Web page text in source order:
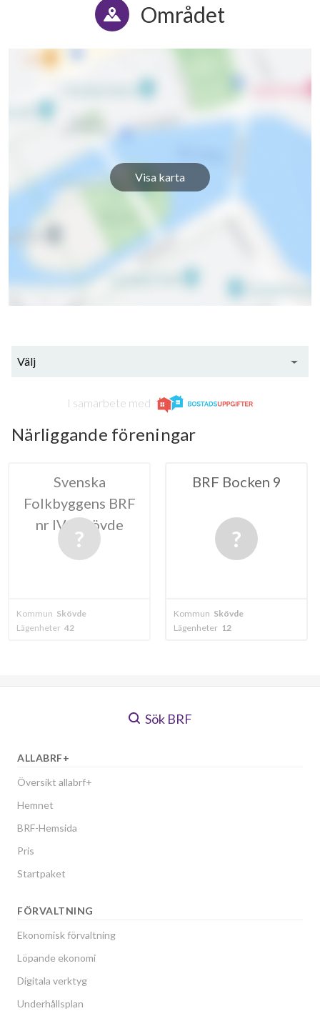
Området
Visa karta
Välj
I samarbete med
Närliggande föreningar
BRF
BRF Bocken 9 BRF
Sök BRF
ALLABRF+
Översikt allabrf+
Hemnet
BRF-Hemsida
Pris
Startpaket
FÖRVALTNING
Ekonomisk förvaltning
Löpande ekonomi
Digitala verktyg
Underhållsplan